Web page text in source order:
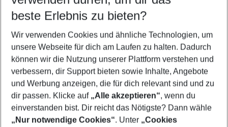
5-8 Nächte
2 Erwachsene Keine Kinder
Mehr Filter anzeigen
beste Erlebnis zu bieten?
Wir verwenden Cookies und ähnliche Technologien, um
unsere Webseite für dich am Laufen zu halten. Dadurch
können wir die Nutzung unserer Plattform verstehen und
verbessern, dir Support bieten sowie Inhalte, Angebote
und Werbung anzeigen, die für dich relevant sind und zu
dir passen. Klicke auf „Alle akzeptieren“, wenn du
einverstanden bist. Dir reicht das Nötigste? Dann wähle
„Nur notwendige Cookies“. Unter „Cookies